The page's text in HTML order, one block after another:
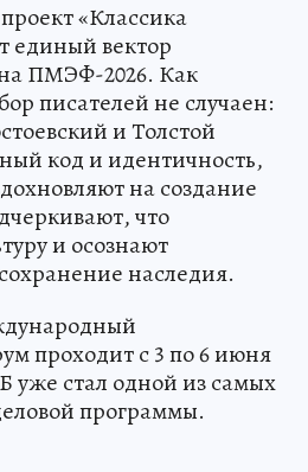
«Классика
единый вектор
ПМЭФ-2026. Как
писателей не случаен:
и Толстой
код и идентичность,
на создание
что
и осознают
наследия.
проходит с 3 по 6 июня
уже стал одной из самых
программы.